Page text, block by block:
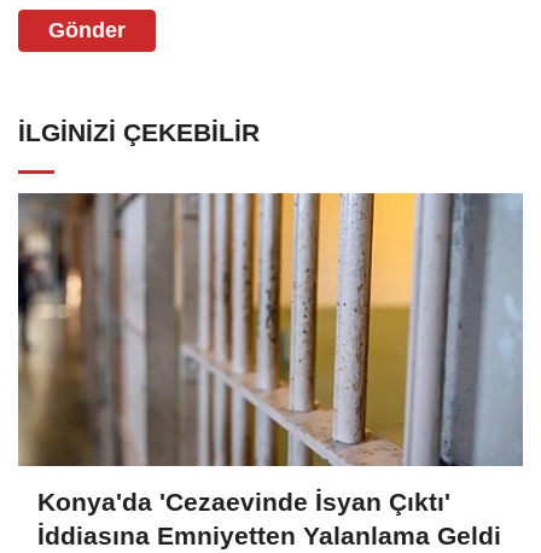
Gönder
İLGINIZI ÇEKEBILIR
Konya'da 'Cezaevinde İsyan Çıktı'
İddiasına Emniyetten Yalanlama Geldi